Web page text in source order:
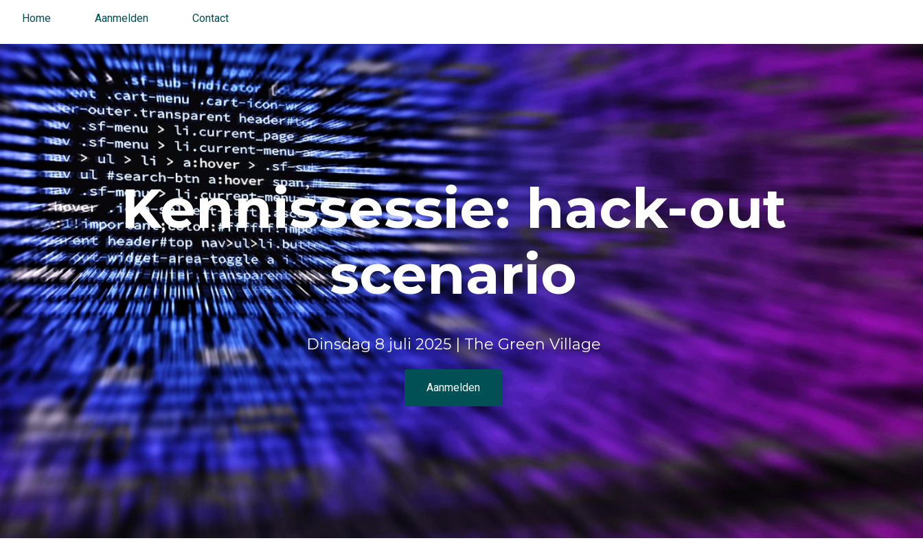
Home Aanmelden Contact
Kennissessie: hack-out
scenario
Dinsdag 8 juli 2025 | The Green Village
Aanmelden